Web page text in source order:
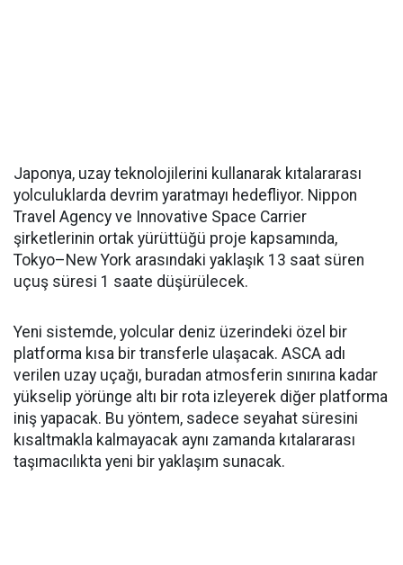
Japonya, uzay teknolojilerini kullanarak kıtalararası
yolculuklarda devrim yaratmayı hedefliyor. Nippon
Travel Agency ve Innovative Space Carrier
şirketlerinin ortak yürüttüğü proje kapsamında,
Tokyo–New York arasındaki yaklaşık 13 saat süren
uçuş süresi 1 saate düşürülecek.
Yeni sistemde, yolcular deniz üzerindeki özel bir
platforma kısa bir transferle ulaşacak. ASCA adı
verilen uzay uçağı, buradan atmosferin sınırına kadar
yükselip yörünge altı bir rota izleyerek diğer platforma
iniş yapacak. Bu yöntem, sadece seyahat süresini
kısaltmakla kalmayacak aynı zamanda kıtalararası
taşımacılıkta yeni bir yaklaşım sunacak.